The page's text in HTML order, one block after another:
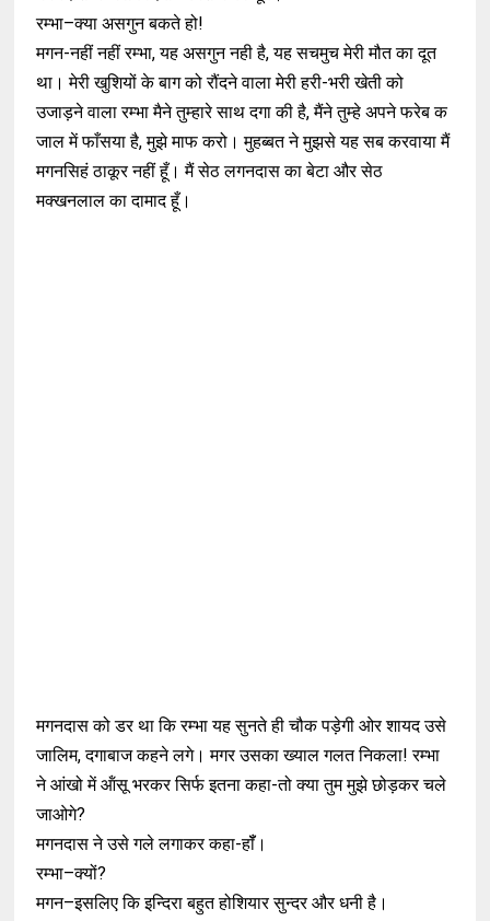
रम्भा–क्या असगुन बकते हो!
मगन-नहीं नहीं रम्भा, यह असगुन नही है, यह सचमुच मेरी मौत का दूत
था। मेरी खुशियों के बाग को रौंदने वाला मेरी हरी-भरी खेती को
उजाड़ने वाला रम्भा मैने तुम्हारे साथ दगा की है, मैंने तुम्हे अपने फरेब क
जाल में फाँसया है, मुझे माफ करो। मुहब्बत ने मुझसे यह सब करवाया मैं
मगनसिहं ठाकूर नहीं हूँ। मैं सेठ लगनदास का बेटा और सेठ
मक्खनलाल का दामाद हूँ।
मगनदास को डर था कि रम्भा यह सुनते ही चौक पड़ेगी ओर शायद उसे
जालिम, दगाबाज कहने लगे। मगर उसका ख्याल गलत निकला! रम्भा
ने आंखो में ऑंसू भरकर सिर्फ इतना कहा-तो क्या तुम मुझे छोड़कर चले
जाओगे?
मगनदास ने उसे गले लगाकर कहा-हॉँ।
रम्भा–क्यों?
मगन–इसलिए कि इन्दिरा बहुत होशियार सुन्दर और धनी है।